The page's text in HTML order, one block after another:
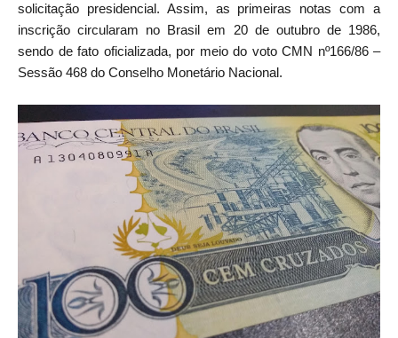
solicitação presidencial. Assim, as primeiras notas com a
inscrição circularam no Brasil em 20 de outubro de 1986,
sendo de fato oficializada, por meio do voto CMN nº166/86 –
Sessão 468 do Conselho Monetário Nacional.